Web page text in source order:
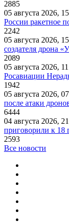
2885
05 августа 2026,
России ракетное
2242
05 августа 2026,
создателя дрона
2089
05 августа 2026,
Росавиации
1942
05 августа 2026,
после атаки
6444
04 августа 2026,
приговорили к 18
2593
Все новости